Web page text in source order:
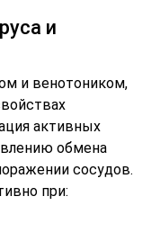
и
и венотоником,
активных
обмена
сосудов.
при: